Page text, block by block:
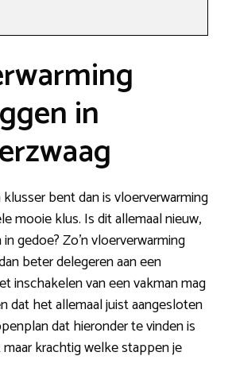
in
bent dan is vloerverwarming
mooie klus. Is dit allemaal nieuw,
gedoe? Zo’n vloerverwarming
beter delegeren aan een
inschakelen van een vakman mag
dat het allemaal juist aangesloten
dat hieronder te vinden is
krachtig welke stappen je